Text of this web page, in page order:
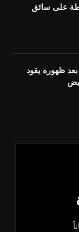
على سائق
ظهوره يقود